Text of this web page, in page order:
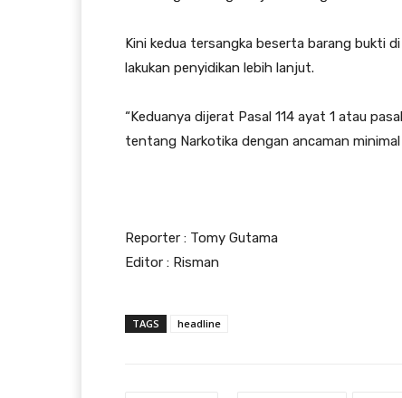
Kini kedua tersangka beserta barang bukti
lakukan penyidikan lebih lanjut.
“Keduanya dijerat Pasal 114 ayat 1 atau
tentang Narkotika dengan ancaman
Reporter : Tomy Gutama
Editor : Risman
TAGS headline